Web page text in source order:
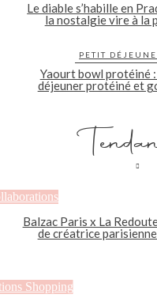
Le diable s’habille en
la nostalgie vire à la
PETIT
Yaourt bowl protéiné
déjeuner protéiné et
Balzac Paris x La
de créatrice
Shopping